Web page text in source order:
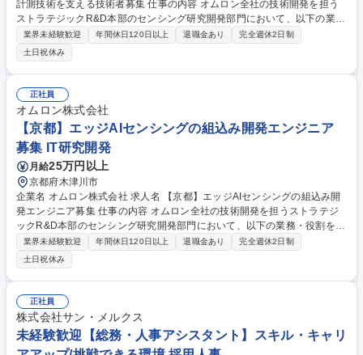
計測技術を支える技術者募集 仕事の内容 オムロン全社の技術開発を担う
ストラテジックR&D本部のセンシング研究開発部門において、以下の業
務・役割を担当いただきます。 ■光学技術とAI・信号処理を融合した次世
代センシング技術の構築と実装：高精度変位センサや次世代光電センサ、
基板検査装置をはじめとするFA（ファクトリーオートメーション）製品に
おいて、独自のセンシング原理に基づいた先端技術開発/アルゴリズム構
築、およびそれに必要な信号処理・AI技術の開発を主導■事業部門との連
携による技術の商品化・社会実装（R&Dから実用化へ）■技術の独自性創
出と知財・学術活動への貢献 募集職種 【京都】光学設計者歓迎！オムロ
ンの光計測技術を支える技術者募集
業界未経験歓迎 年間休日120日以上 退職金あり
完全週休2日制
土日祝休み
正社員
オムロン株式会社
【京都】エッジAIセンシングの組込み開発エンジニア
募集 IT研究開発
月給25万円以上
京都府木津川市
企業名 オムロン株式会社 求人名 【京都】エッジAIセンシングの組込み開
発エンジニア募集 仕事の内容 オムロン全社の技術開発を担うストラテジ
ックR&D本部のセンシング研究開発部門において、以下の業務・役割を担
当いただきます。 ■ヘルスケア・FA領域向けセンサへのエッジAI実装・最
適化:血圧計や 光電センサをはじめとする各種センサデバイスにおいて、A
I/機械学習モデルを組み込んだセンサアルゴリズムの軽量化・高速化およ
び組込み実装を主導■実装手法の策定および最適なデバイス・アーキテク
チャの選定:開発するAI・センサアルゴリズムの要求仕様をインプットと
し、モデルの量子化・枝刈りなどの最適化アプローチを検討・策定■最先
端組込み・エッジAI技術の調査と開発 等 募集職種 【京都】エッジAIセン
シングの組込み開発エンジニア募集
業界未経験歓迎 年間休日120日以上 退職金あり
完全週休2日制
土日祝休み
正社員
株式会社サン・メルクス
未経験歓迎【総務・人事アシスタント】スキル・キャリ